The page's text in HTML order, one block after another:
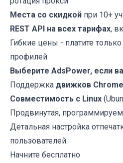
Места со скидкой при 10+
REST API на всех тарифах,
Гибкие цены - платите
профилей
Выберите AdsPower, если
Поддержка движков
Совместимость с Linux
Продвинутая,
Детальная настройка
пользователей
Начните бесплатно